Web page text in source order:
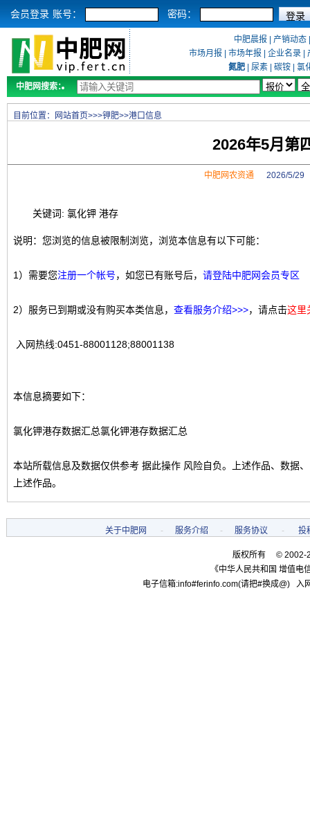
会员登录 账号： 密码：
中肥晨报 产销动态
市场月报
市场年报 企业名录
氮肥
尿素 碳铵
氯
中肥网搜索：
目前位置： 网站首页>>>钾肥>>港口信息
2026年5月第
中肥网农资通 2026/5/29
关键词: 氯化钾 港存
说明：您浏览的信息被限制浏览，浏览本信息有以下可能：
1）需要您注册一个帐号，如您已有账号后， 请登陆中肥网会员专区
2）服务已到期或没有购买本类信息， 查看服务介绍>>>，请点击这里
入网热线:0451-88001128;88001138
本信息摘要如下：
氯化钾港存数据汇总氯化钾港存数据汇总
本站所载信息及数据仅供参考 据此操作 风险自负。上述作品、数据
上述作品。
关于中肥网 - 服务介绍 - 服务协议 - 投
版权所有 © 2002-
《中华人民共和国 增值电
电子信箱:info#ferinfo.com(请把#换成@)